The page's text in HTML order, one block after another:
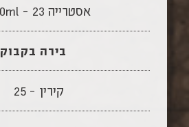
אסטרייה 23 – 330ml
בירה בקבוק
קירין – 25